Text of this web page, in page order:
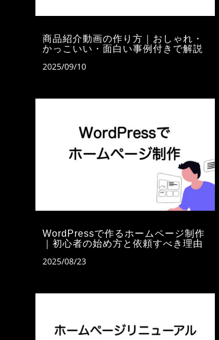
商品紹介動画の作り方｜おしゃれ・
かっこいい・面白い事例付きで解説
2025/09/10
WordPressで作るホームページ制作
｜初心者の始め方と依頼すべき理由
2025/08/23